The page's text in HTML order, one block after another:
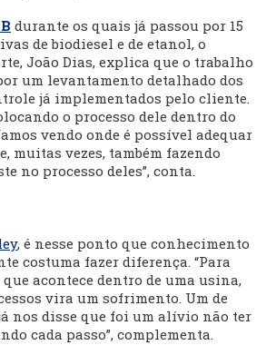
durante os quais já passou por 15
de biodiesel e de etanol, o
João Dias, explica que o trabalho
um levantamento detalhado dos
já implementados pelo cliente.
o processo dele dentro do
vendo onde é possível adequar
muitas vezes, também fazendo
no processo deles”, conta.
, é nesse ponto que conhecimento
costuma fazer diferença. “Para
que acontece dentro de uma usina,
vira um sofrimento. Um de
nos disse que foi um alívio não ter
cada passo”, complementa.